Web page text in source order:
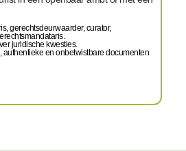
gerechtsdeurwaarder, curator,
juridische kwesties.
authentieke en onbetwistbare documenten